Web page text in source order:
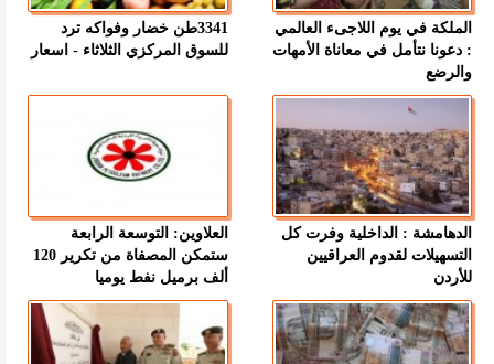
الملكة في يوم اللاجىء العالمي
: دعونا نتأمل في معاناة الأمهات
والرضع
3341طن خضار وفواكه ترد
للسوق المركزي الثلاثاء - اسعار
الدهامشة : الداخلية وفرت كل
التسهيلات لقدوم العراقيين
للأردن
العلاوين: التوسعة الرابعة
ستمكن المصفاة من تكرير 120
ألف برميل نفط يوميا